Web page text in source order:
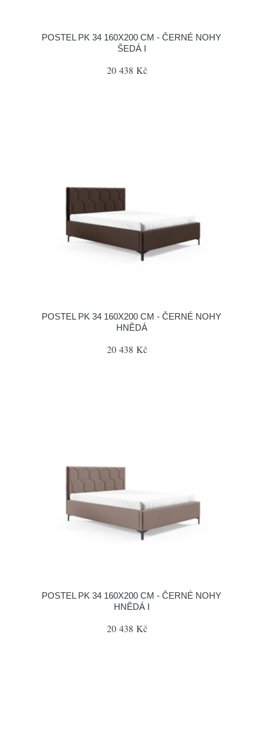
POSTEL PK 34 160X200 CM - ČERNÉ NOHY
ŠEDÁ I
20 438 Kč
POSTEL PK 34 160X200 CM - ČERNÉ NOHY
HNĚDÁ
20 438 Kč
POSTEL PK 34 160X200 CM - ČERNÉ NOHY
HNĚDÁ I
20 438 Kč